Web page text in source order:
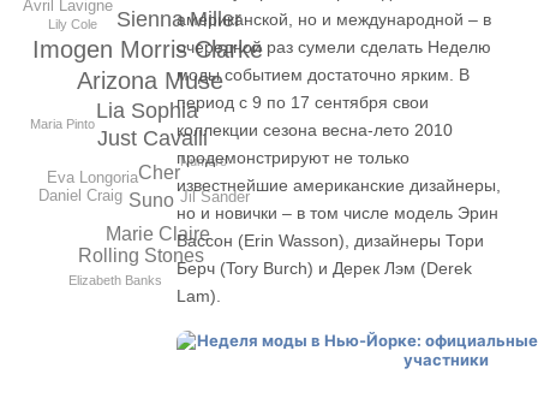
Arizona Muse
Imogen Morris Clarke
Lia Sophia
Just Cavalli
Sienna Miller
Cher
Suno
Marie Claire
Rolling Stones
Daniel Craig
Eva Longoria
Avril Lavigne
Jil Sander
Numero
Lily Cole
Elizabeth Banks
Maria Pinto
американской, но и международной – в
очередной раз сумели сделать Неделю
моды событием достаточно ярким. В
период с 9 по 17 сентября свои
коллекции сезона весна-лето 2010
продемонстрируют не только
известнейшие американские дизайнеры,
но и новички – в том числе модель Эрин
Вассон (Erin Wasson), дизайнеры Тори
Берч (Tory Burch) и Дерек Лэм (Derek
Lam).